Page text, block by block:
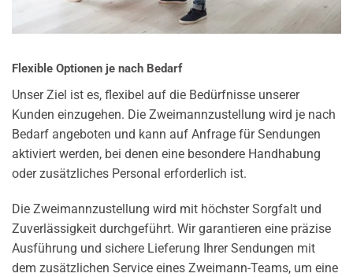
Flexible Optionen je nach Bedarf
Unser Ziel ist es, flexibel auf die Bedürfnisse unserer
Kunden einzugehen. Die Zweimannzustellung wird je nach
Bedarf angeboten und kann auf Anfrage für Sendungen
aktiviert werden, bei denen eine besondere Handhabung
oder zusätzliches Personal erforderlich ist.
Die Zweimannzustellung wird mit höchster Sorgfalt und
Zuverlässigkeit durchgeführt. Wir garantieren eine präzise
Ausführung und sichere Lieferung Ihrer Sendungen mit
dem zusätzlichen Service eines Zweimann-Teams, um eine